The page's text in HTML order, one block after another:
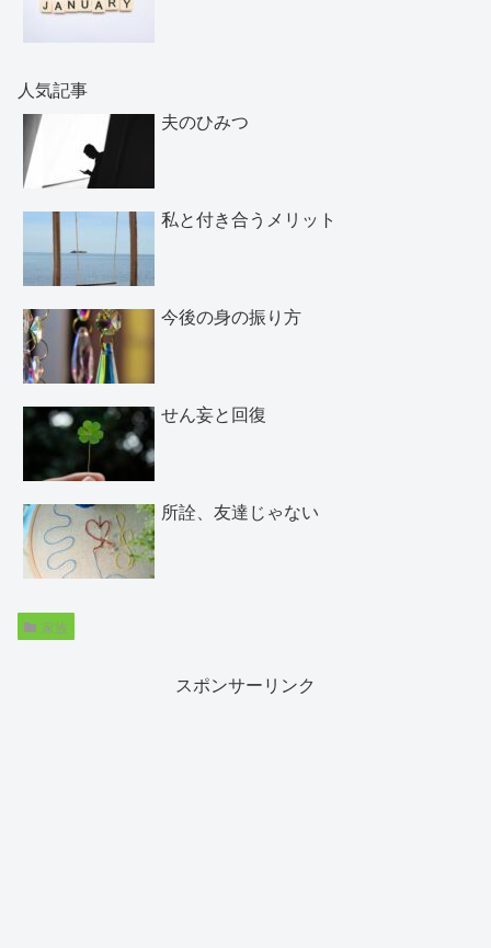
人気記事
夫のひみつ
私と付き合うメリット
今後の身の振り方
せん妄と回復
所詮、友達じゃない
家族
スポンサーリンク